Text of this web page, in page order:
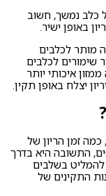
כלב נמשך, חשוב
באופן ישיר.
מותר לכלבים
שימורים לכלבים
איכותי יותר
יצלח באופן תקין.
זמן הריון של
התשובה היא בדרך
להמליט בשלבים
ההריונות התקינים של